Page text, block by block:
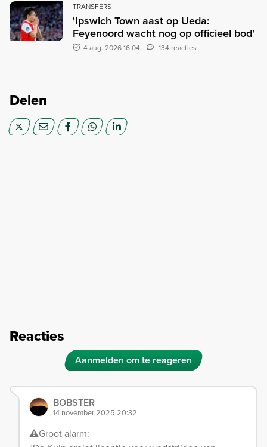
TRANSFERS
'Ipswich Town aast op Ueda:
Feyenoord wacht nog op officieel bod'
4 aug. 2026 16:04 134 reacties
Delen
Reacties
Aanmelden om te reageren
BOBSTER
14 november 2025 20:32
⚠️Groot alarm: